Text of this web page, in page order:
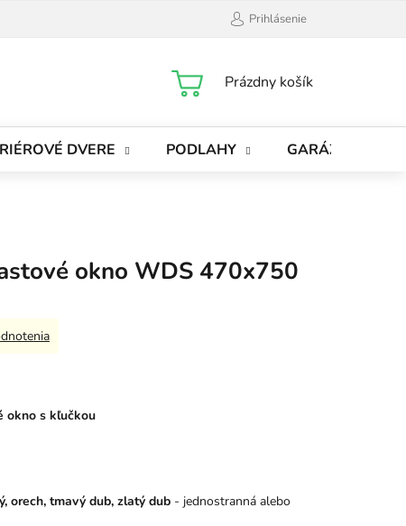
Prihlásenie
NÁKUPNÝ
Prázdny košík
DVERE PODLAHY GARÁŽOVÉ
okno WDS 470x750
okno s kľučkou
orech, tmavý dub, zlatý dub - jednostranná alebo